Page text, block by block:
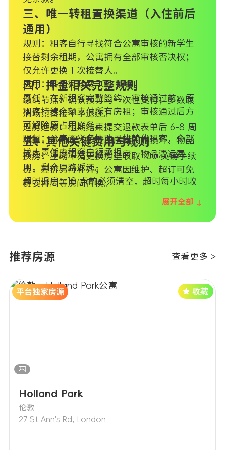
三、唯一转租置换渠道（入住前后
通用）
规则：租客自行寻找符合公寓审核的新学生
接替剩余租期，公寓拥有全部审核否决权；
仅允许更换 1 次接替人。
费用：转租行政费 100 英镑。
责任：在新租客完整签约、审核通过前，原
租客持续全额支付所有房租；审核通过后方
可解除原占用义务。
限制：公寓无义务协助寻找替代租客，全部
找人责任由租客自行承担。
四、押金相关完整规则
缴纳节点：确认预订时一次性支付；多数取
消场景直接不予退还。
退房退款：租期结束提交退款表单后 6-8 周
核算，可扣除：欠费、房屋人为损坏、物品
丢失、深度清洁、超时退房、物品清运费
用，剩余原路返还。
超时退房：10 点前必须清空，超时每小时收
理、仓储费从押金扣除。
五、其他关键费用与规则
换房：主动申请更换房型收取 100 英镑手续
费，差价另行补齐；公寓因维护、超订可免
费安排同等房间置换。
市政税：全日制学生自行办理免税证明，无
赔付。
租客承担，退款会先行扣除手续费再发放净
额。
公寓设施（健身房、影音室等）仅配套福
利，若关闭维修不构成减免租金理由。
展开全部 ↓
推荐房源 查看更多 >
Holland Park
伦敦
27 St Ann's Rd, London